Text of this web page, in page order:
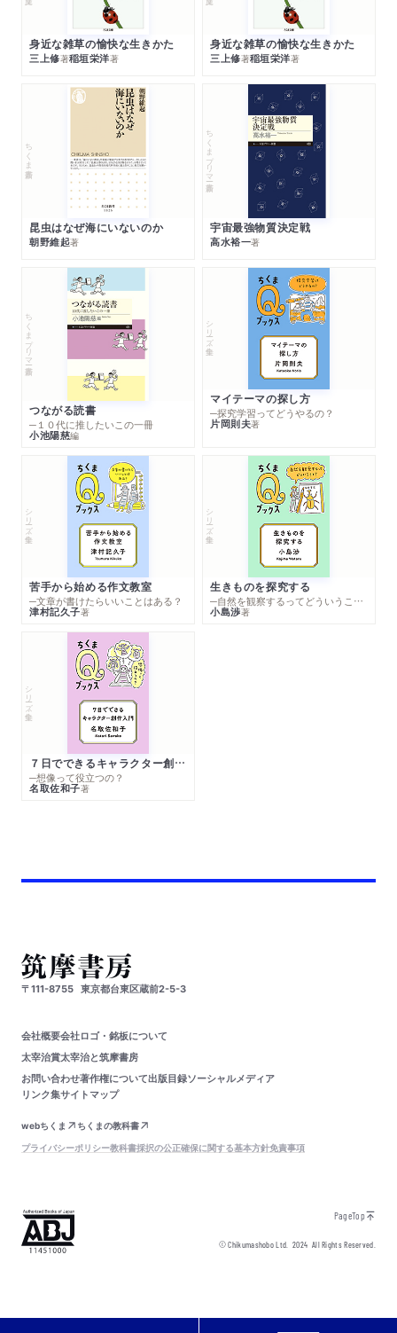
身近な雑草の愉快な生きかた
三上修著稲垣栄洋著
身近な雑草の愉快な生きかた
三上修著稲垣栄洋著
ちくま新書
昆虫はなぜ海にいないのか
朝野維起著
ちくまプリマー新書
宇宙最強物質決定戦
高水裕一著
ちくまプリマー新書
つながる読書
─１０代に推したいこの一冊
小池陽慈編
シリーズ・全集
マイテーマの探し方
─探究学習ってどうやるの？
片岡則夫著
シリーズ・全集
苦手から始める作文教室
─文章が書けたらいいことはある？
津村記久子著
シリーズ・全集
生きものを探究する
─自然を観察するってどういうこと？
小島渉著
シリーズ・全集
７日でできるキャラクター創作入門
─想像って役立つの？
名取佐和子著
〒111-8755 東京都台東区蔵前2-5-3
会社概要会社ロゴ・銘板について
太宰治賞太宰治と筑摩書房
お問い合わせ著作権について出版目録ソーシャルメディア
リンク集サイトマップ
webちくま
ちくまの教科書
プライバシーポリシー教科書採択の公正確保に関する基本方針免責事項
PageTop
© Chikumashobo Ltd.2024 All Rights Reserved.